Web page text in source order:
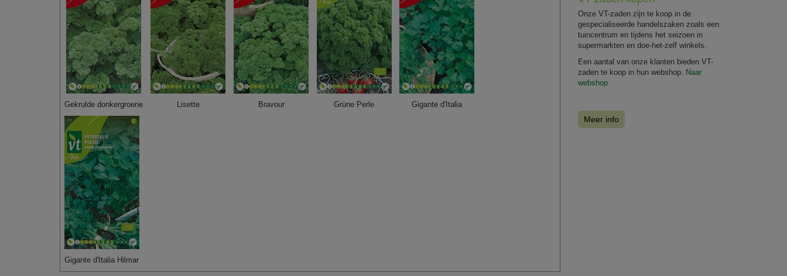
Gekrulde donkergroene Lisette Bravour Grüne Perle Gigante d'Italia
Gigante d'Italia Hilmar
Onze VT-zaden zijn te koop in de
gespecialiseerde handelszaken zoals een
tuincentrum en tijdens het seizoen in
supermarkten en doe-het-zelf winkels.
Een aantal van onze klanten bieden VT-
zaden te koop in hun webshop. Naar
webshop
Meer info